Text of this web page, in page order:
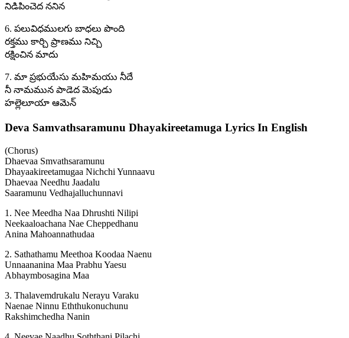
నిడిపించెద ననిన
6. పలువిధములగు బాధలు పొంది
రక్తము కార్చి ప్రాణము నిచ్చి
రక్షించిన మాదు
7. మా ప్రభుయేసు మహిమయు నీదే
నీ నామమున పాడెద మెపుడు
హల్లెలూయా ఆమెన్
Deva Samvathsaramunu Dhayakireetamuga Lyrics In English
(Chorus)
Dhaevaa Smvathsaramunu
Dhayaakireetamugaa Nichchi Yunnaavu
Dhaevaa Needhu Jaadalu
Saaramunu Vedhajalluchunnavi
1. Nee Meedha Naa Dhrushti Nilipi
Neekaaloachana Nae Cheppedhanu
Anina Mahoannathudaa
2. Sathathamu Meethoa Koodaa Naenu
Unnaananina Maa Prabhu Yaesu
Abhaymbosagina Maa
3. Thalavemdrukalu Nerayu Varaku
Naenae Ninnu Eththukonuchunu
Rakshimchedha Nanin